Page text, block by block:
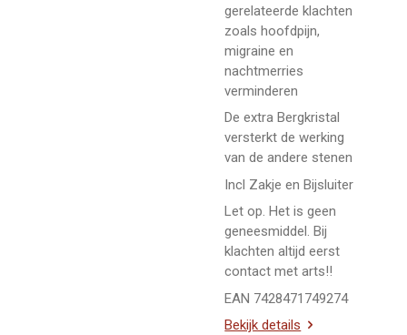
gerelateerde klachten
zoals hoofdpijn,
migraine en
nachtmerries
verminderen
De extra Bergkristal
versterkt de werking
van de andere stenen
Incl Zakje en Bijsluiter
Let op. Het is geen
geneesmiddel. Bij
klachten altijd eerst
contact met arts!!
EAN 7428471749274
Bekijk details